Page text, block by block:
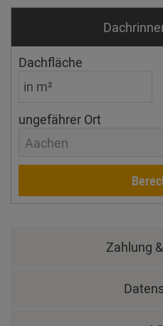
Dachfläche
ungefährer Ort
Aachen
Zahlung